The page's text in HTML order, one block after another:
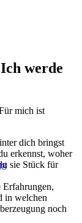
werde
mich ist
dich bringst
erkennst, woher
sie Stück für
Erfahrungen,
in welchen
noch